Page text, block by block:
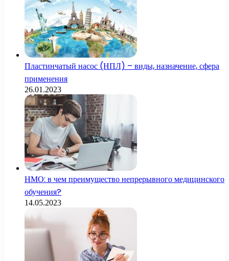
Пластинчатый насос (НПЛ) – виды, назначение, сфера
применения
26.01.2023
НМО: в чем преимущество непрерывного медицинского
обучения?
14.05.2023